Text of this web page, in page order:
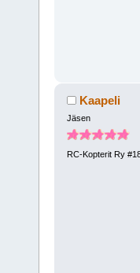
Kaapeli
Jäsen
RC-Kopterit Ry